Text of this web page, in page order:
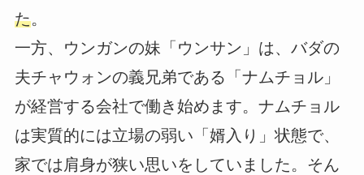
た。
一方、ウンガンの妹「ウンサン」は、バダの
夫チャウォンの義兄弟である「ナムチョル」
が経営する会社で働き始めます。ナムチョル
は実質的には立場の弱い「婿入り」状態で、
家では肩身が狭い思いをしていました。そん